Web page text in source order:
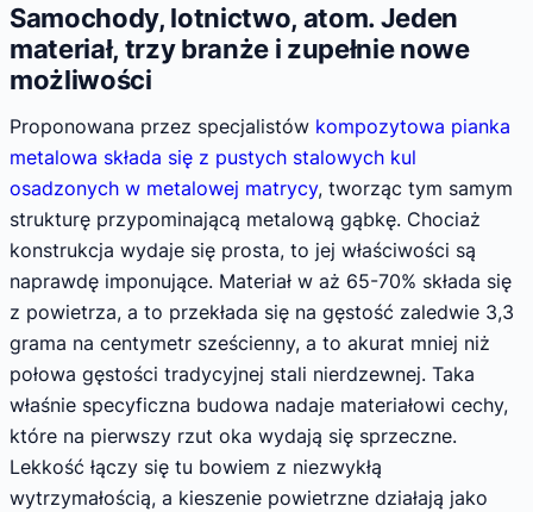
Samochody, lotnictwo, atom. Jeden
materiał, trzy branże i zupełnie nowe
możliwości
Proponowana przez specjalistów kompozytowa pianka
metalowa składa się z pustych stalowych kul
osadzonych w metalowej matrycy, tworząc tym samym
strukturę przypominającą metalową gąbkę. Chociaż
konstrukcja wydaje się prosta, to jej właściwości są
naprawdę imponujące. Materiał w aż 65-70% składa się
z powietrza, a to przekłada się na gęstość zaledwie 3,3
grama na centymetr sześcienny, a to akurat mniej niż
połowa gęstości tradycyjnej stali nierdzewnej. Taka
właśnie specyficzna budowa nadaje materiałowi cechy,
które na pierwszy rzut oka wydają się sprzeczne.
Lekkość łączy się tu bowiem z niezwykłą
wytrzymałością, a kieszenie powietrzne działają jako